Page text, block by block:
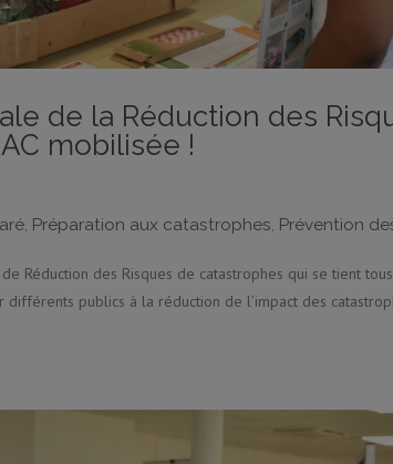
de la Réduction des
mobilisée !
, Préparation aux catastrophes, Prévention
Réduction des Risques de catastrophes qui se tient
publics à la réduction de l’impact des